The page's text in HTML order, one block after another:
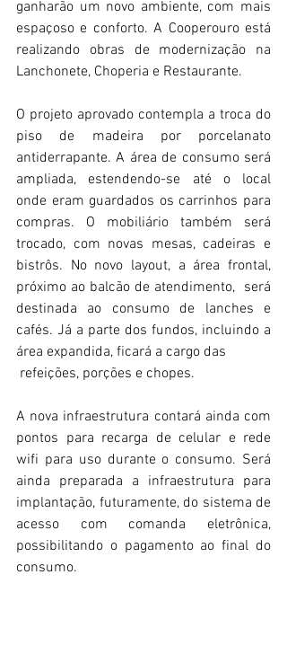
ganharão um novo ambiente, com mais
espaçoso e conforto. A Cooperouro está
realizando obras de modernização na
Lanchonete, Choperia e Restaurante.
O projeto aprovado contempla a troca do
piso de madeira por porcelanato
antiderrapante. A área de consumo será
ampliada, estendendo-se até o local
onde eram guardados os carrinhos para
compras. O mobiliário também será
trocado, com novas mesas, cadeiras e
bistrôs. No novo layout, a área frontal,
próximo ao balcão de atendimento,  será
destinada ao consumo de lanches e
cafés. Já a parte dos fundos, incluindo a
área expandida, ficará a cargo das
refeições, porções e chopes.
A nova infraestrutura contará ainda com
pontos para recarga de celular e rede
wifi para uso durante o consumo. Será
ainda preparada a infraestrutura para
implantação, futuramente, do sistema de
acesso com comanda eletrônica,
possibilitando o pagamento ao final do
consumo.